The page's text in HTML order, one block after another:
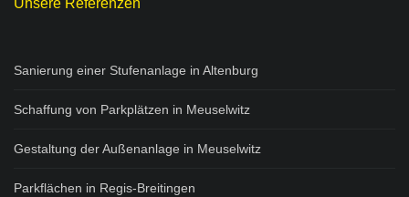
Powered byUsercentrics
Unsere Referenzen
Sanierung einer Stufenanlage in Altenburg
Schaffung von Parkplätzen in Meuselwitz
Gestaltung der Außenanlage in Meuselwitz
Parkflächen in Regis-Breitingen